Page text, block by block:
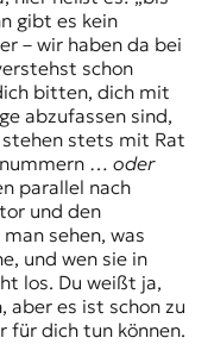
gibt es kein
– wir haben da bei
schon
bitten, dich mit
abzufassen sind,
stehen stets mit Rat
… oder
parallel nach
und den
sehen, was
und wen sie in
los. Du weißt ja,
aber es ist schon zu
für dich tun können.